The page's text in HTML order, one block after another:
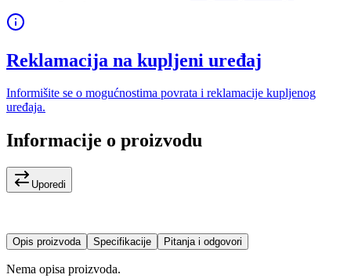
Reklamacija na kupljeni uređaj
Informišite se o mogućnostima povrata i reklamacije kupljenog
uređaja.
Informacije o proizvodu
Uporedi
Opis proizvoda Specifikacije Pitanja i odgovori
Nema opisa proizvoda.